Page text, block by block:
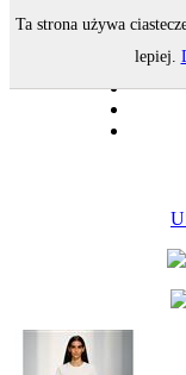
Ta strona używa
lepiej.